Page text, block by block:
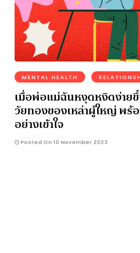
MENTAL HEALTH
เมื่อพ่อแม่ฉันหงุดหงิดง่าย
วัยทองของเหล่าผู้ใหญ่ พร้
อย่างเข้าใจ
Posted On 10 November 2023